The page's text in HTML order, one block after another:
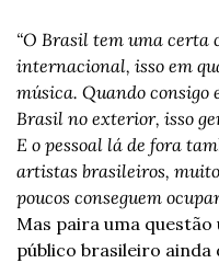
“O Brasil tem uma certa
internacional, isso em
música. Quando consigo
Brasil no exterior, isso
E o pessoal lá de fora
artistas brasileiros,
poucos conseguem
Mas paira uma
público brasileiro ainda